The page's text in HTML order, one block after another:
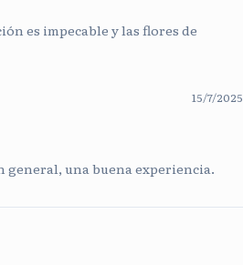
es impecable y las flores de
15/7/2025
general, una buena experiencia.